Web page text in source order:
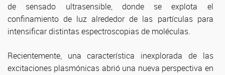
de sensado ultrasensible, donde se explota el
confinamiento de luz alrededor de las partículas para
intensificar distintas espectroscopias de moléculas.
Recientemente, una característica inexplorada de las
excitaciones plasmónicas abrió una nueva perspectiva en